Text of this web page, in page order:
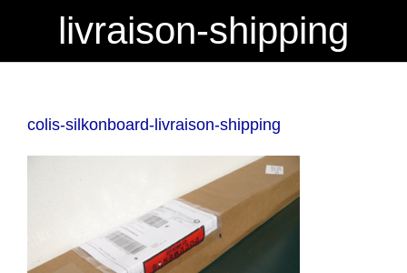
livraison-shipping
colis-silkonboard-livraison-shipping